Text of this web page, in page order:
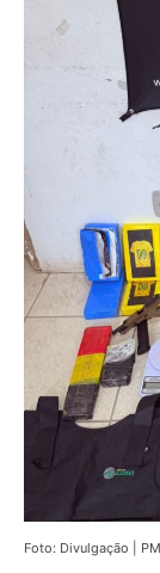
Foto: Divulgação |